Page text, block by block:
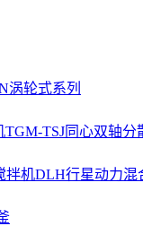
涡轮式系列
TGM-TSJ同心双轴分
拌机DLH行星动力混